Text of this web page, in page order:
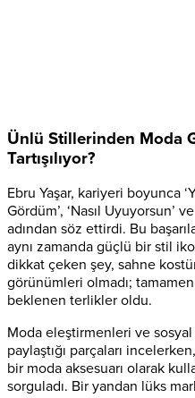
Ünlü Stillerinden Moda
Tartışılıyor?
Ebru Yaşar, kariyeri boyunca
Gördüm’, ‘Nasıl Uyuyorsun’
adından söz ettirdi. Bu
aynı zamanda güçlü bir stil
dikkat çeken şey, sahne
görünümleri olmadı;
beklenen terlikler oldu.
Moda eleştirmenleri ve sosyal
paylaştığı parçaları
bir moda aksesuarı olarak
sorguladı. Bir yandan lüks